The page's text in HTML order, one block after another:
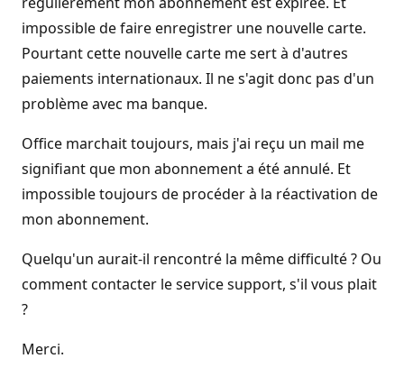
impossible de faire enregistrer une nouvelle carte.
Pourtant cette nouvelle carte me sert à d'autres
paiements internationaux. Il ne s'agit donc pas d'un
problème avec ma banque.
Office marchait toujours, mais j'ai reçu un mail me
signifiant que mon abonnement a été annulé. Et
impossible toujours de procéder à la réactivation de
mon abonnement.
Quelqu'un aurait-il rencontré la même difficulté ? Ou
comment contacter le service support, s'il vous plait
?
Merci.